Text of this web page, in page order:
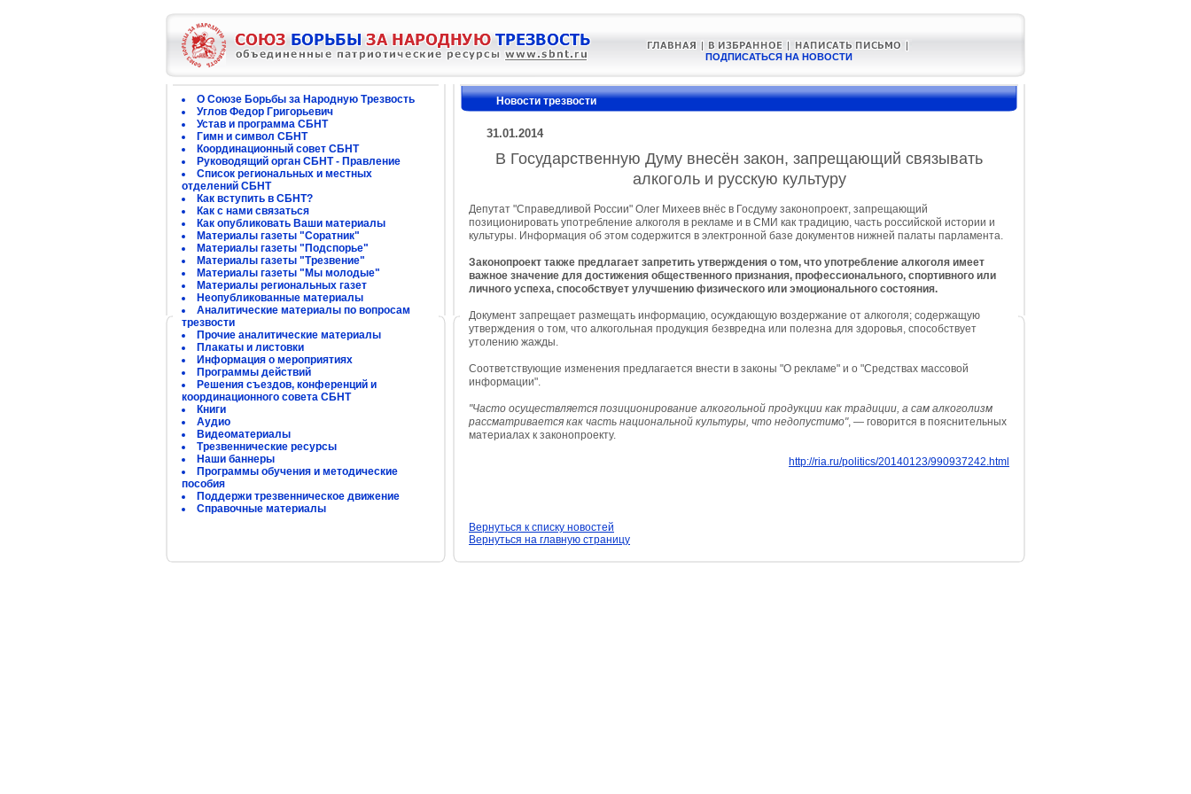
ПОДПИСАТЬСЯ НА НОВОСТИ
О Союзе Борьбы за Народную Трезвость
Углов Федор Григорьевич
Устав и программа СБНТ
Гимн и символ СБНТ
Координационный совет СБНТ
Руководящий орган СБНТ - Правление
Список региональных и местных
отделений СБНТ
Как вступить в СБНТ?
Как с нами связаться
Как опубликовать Ваши материалы
Материалы газеты "Соратник"
Материалы газеты "Подспорье"
Материалы газеты "Трезвение"
Материалы газеты "Мы молодые"
Материалы региональных газет
Неопубликованные материалы
Аналитические материалы по вопросам
трезвости
Прочие аналитические материалы
Плакаты и листовки
Информация о мероприятиях
Программы действий
Решения съездов, конференций и
координационного совета СБНТ
Книги
Аудио
Видеоматериалы
Трезвеннические ресурсы
Наши баннеры
Программы обучения и методические
пособия
Поддержи трезвенническое движение
Справочные материалы
Новости трезвости
31.01.2014
В Государственную Думу внесён закон, запрещающий связывать
алкоголь и русскую культуру
Депутат "Справедливой России" Олег Михеев внёс в Госдуму законопроект, запрещающий
позиционировать употребление алкоголя в рекламе и в СМИ как традицию, часть российской истории и
культуры. Информация об этом содержится в электронной базе документов нижней палаты парламента.
Законопроект также предлагает запретить утверждения о том, что употребление алкоголя имеет
важное значение для достижения общественного признания, профессионального, спортивного или
личного успеха, способствует улучшению физического или эмоционального состояния.
Документ запрещает размещать информацию, осуждающую воздержание от алкоголя; содержащую
утверждения о том, что алкогольная продукция безвредна или полезна для здоровья, способствует
утолению жажды.
Соответствующие изменения предлагается внести в законы "О рекламе" и о "Средствах массовой
информации".
"Часто осуществляется позиционирование алкогольной продукции как традиции, а сам алкоголизм
рассматривается как часть национальной культуры, что недопустимо", — говорится в пояснительных
материалах к законопроекту.
http://ria.ru/politics/20140123/990937242.html
Вернуться к списку новостей
Вернуться на главную страницу